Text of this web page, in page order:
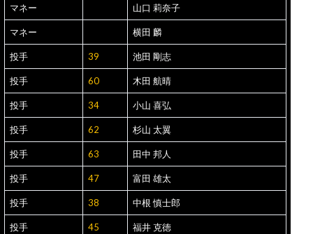
マネー 山口 莉奈子
マネー 横田 麟
投手 39 池田 剛志
投手 60 木田 航晴
投手 34 小山 喜弘
投手 62 杉山 太翼
投手 63 田中 邦人
投手 47 富田 雄太
投手 38 中根 慎士郎
投手 45 福井 克徳